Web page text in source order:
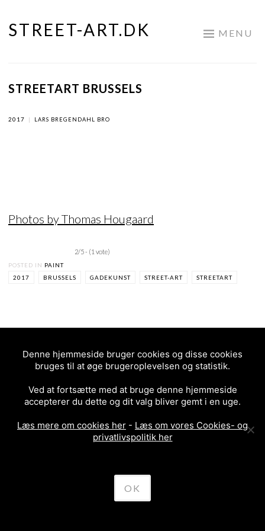
Skip
STREET-ART.DK MENU
STREETART BRUSSELS
2017 | LARS BREGENDAHL BRO
Photos by Thomas Hougaard
2/5 - (1 vote)
POSTED IN PAINT
2017
BRUSSELS GADEKUNST STREET-ART STREETART
NAVIGATION
BABY SHITTING IN A
HELMET – LONDON – 2017
ZUSA – NØRREBRO
Denne hjemmeside bruger cookies og disse cookies
bruges til at øge brugeroplevelsen og statistik.
Ved at fortsætte med at bruge denne hjemmeside
accepterer du dette og dit valg bliver gemt i en uge.
Læs mere om cookies her - Læs om vores Cookies- og
privatlivspolitik her
OK